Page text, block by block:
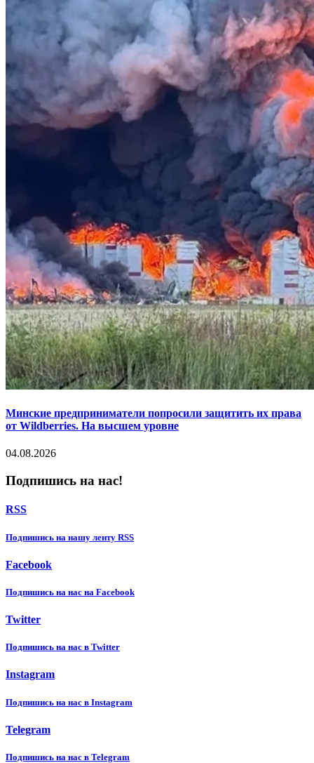
Минские предприниматели попросили защитить их права
от Wildberries. На высшем уровне
04.08.2026
Подпишись на нас!
RSS
Подпишиcь на нашу ленту RSS
Facebook
Подпишиcь на нас на Facebook
Twitter
Подпишиcь на нас в Twitter
Instagram
Подпишиcь на нас в Instagram
Telegram
Подпишиcь на нас в Telegram